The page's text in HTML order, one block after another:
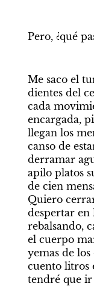
Pero, ¿qué
Me saco el
dientes del
cada
encargada,
llegan los
canso de
derramar
apilo platos
de cien
Quiero
despertar en
rebalsando,
el cuerpo
yemas de los
cuento litros
tendré que ir